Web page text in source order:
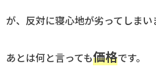
が、反対に寝心地が劣ってしまい
あとは何と言っても価格です。